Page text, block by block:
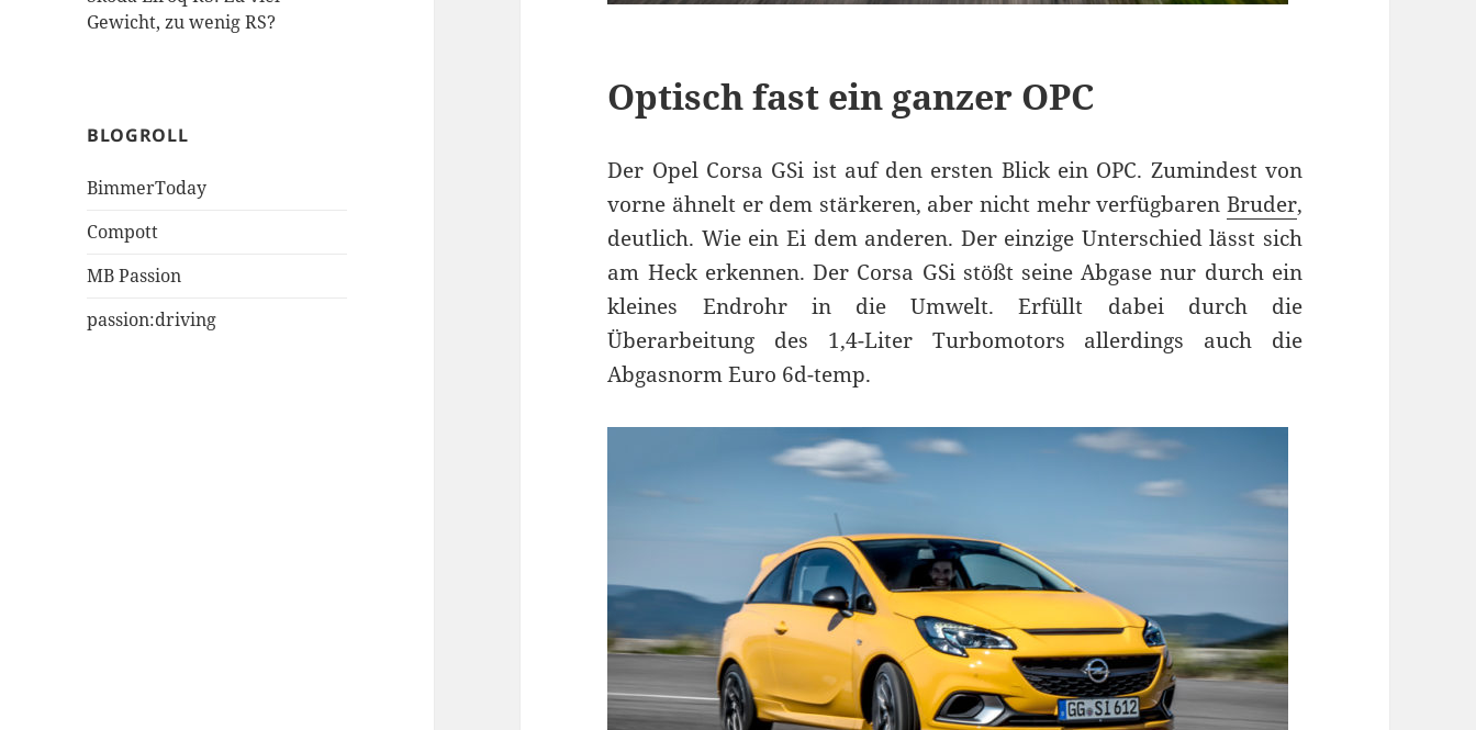
Gewicht, zu wenig RS?
BLOGROLL
BimmerToday
Compott
MB Passion
passion:driving
Optisch fast ein ganzer OPC
Der Opel Corsa GSi ist auf den ersten Blick ein OPC. Zumindest von
vorne ähnelt er dem stärkeren, aber nicht mehr verfügbaren Bruder,
deutlich. Wie ein Ei dem anderen. Der einzige Unterschied lässt sich
am Heck erkennen. Der Corsa GSi stößt seine Abgase nur durch ein
kleines Endrohr in die Umwelt. Erfüllt dabei durch die
Überarbeitung des 1,4-Liter Turbomotors allerdings auch die
Abgasnorm Euro 6d-temp.